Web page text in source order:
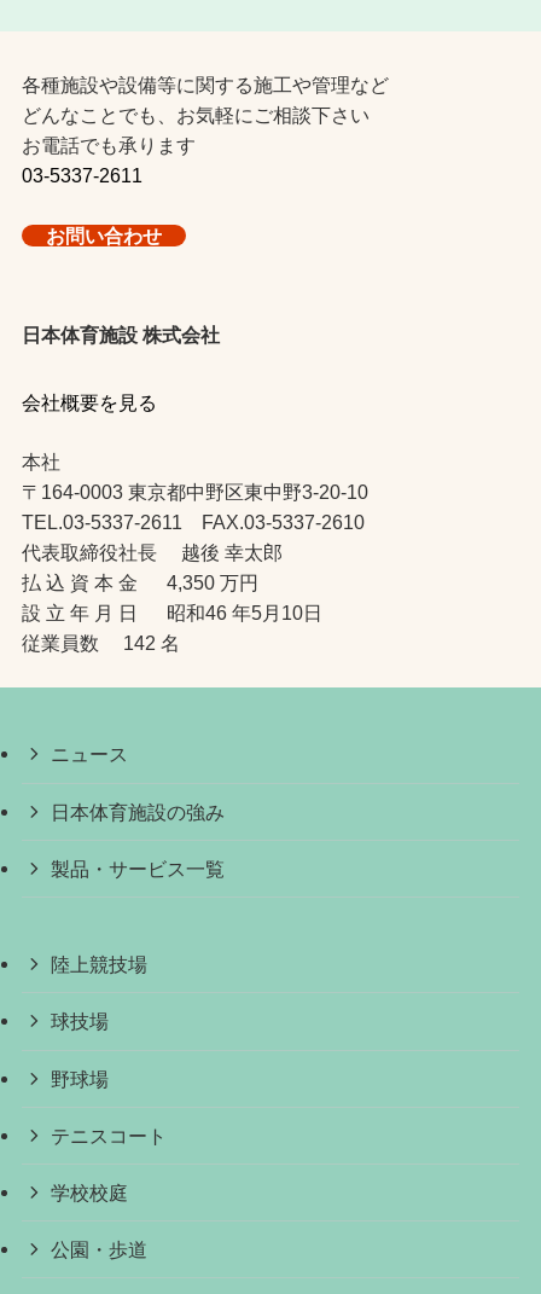
各種施設や設備等に関する施工や管理など
どんなことでも、お気軽にご相談下さい
お電話でも承ります
03-5337-2611
お問い合わせ
日本体育施設 株式会社
会社概要を見る
本社
〒164-0003 東京都中野区東中野3-20-10
TEL.03-5337-2611 FAX.03-5337-2610
代表取締役社長 越後 幸太郎
払 込 資 本 金 4,350 万円
設 立 年 月 日 昭和46 年5月10日
従業員数 142 名
ニュース
日本体育施設の強み
製品・サービス一覧
陸上競技場
球技場
野球場
テニスコート
学校校庭
公園・歩道